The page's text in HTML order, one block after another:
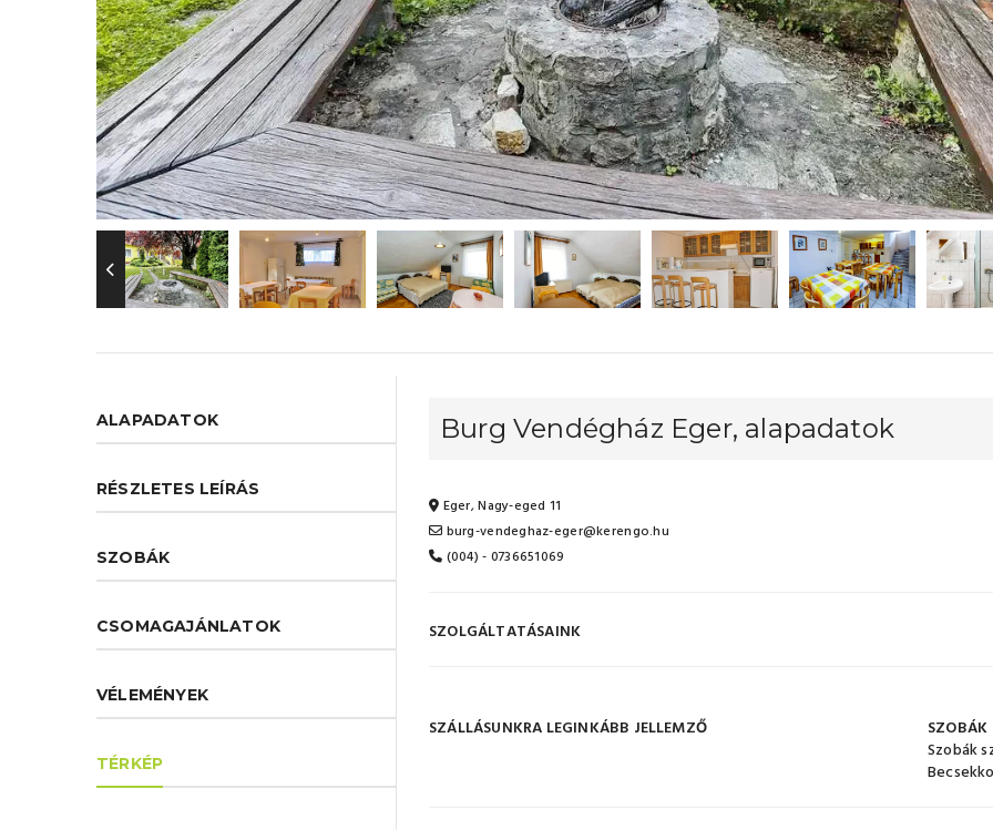
ALAPADATOK
RÉSZLETES LEÍRÁS
SZOBÁK
CSOMAGAJÁNLATOK
VÉLEMÉNYEK
TÉRKÉP
Burg Vendégház Eger, alapadatok
Eger, Nagy-eged 11
burg-vendeghaz-eger@kerengo.hu
(004) - 0736651069
SZOLGÁLTATÁSAINK
SZÁLLÁSUNKRA LEGINKÁBB JELLEMZŐ
SZOBÁK
Szobák